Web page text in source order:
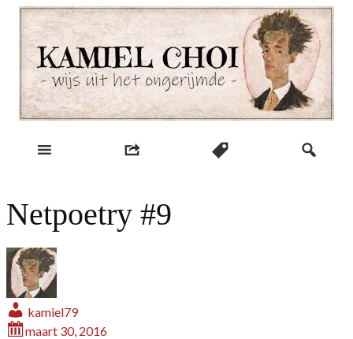
Skip
content
Kamiel Choi
Netpoetry #9
kamiel79
maart 30, 2016